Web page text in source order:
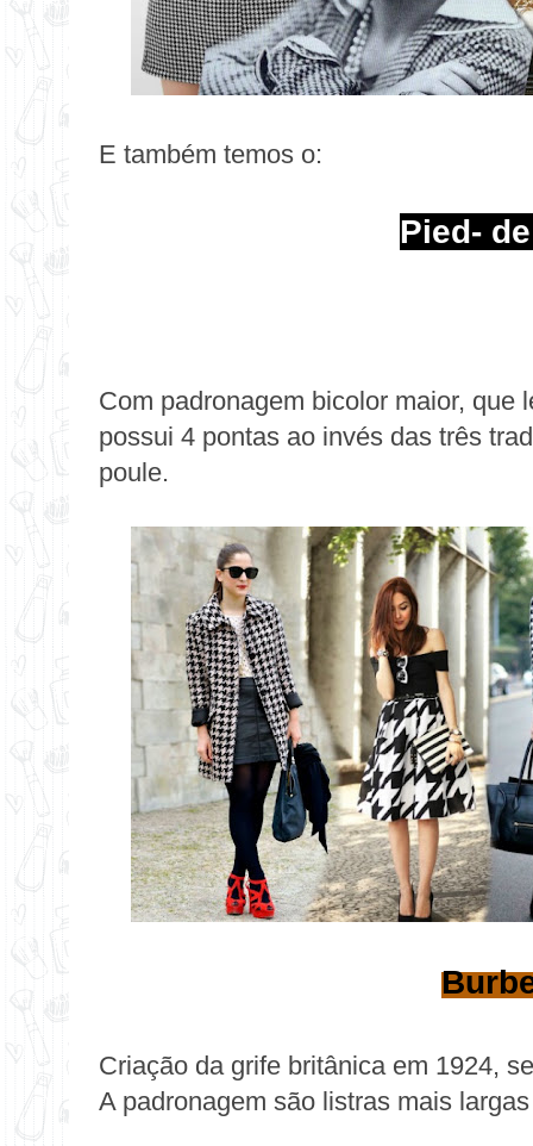
E também temos o:
Pied-
Com padronagem bicolor maior, que
possui 4 pontas ao invés das três
poule.
Criação da grife britânica em 1924,
A padronagem são listras mais